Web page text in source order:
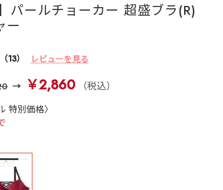
パールチョーカー 超盛ブラ(R)
ー
（13） レビューを見る
￥2,860 （税込）
特別価格〉